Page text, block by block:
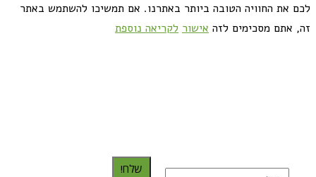
לכם את החוויה הטובה ביותר באתרנו. אם תמשיכו להשתמש באתר
זה, אתם מסכימים לזה אישור לקריאה נוספת
שלח!